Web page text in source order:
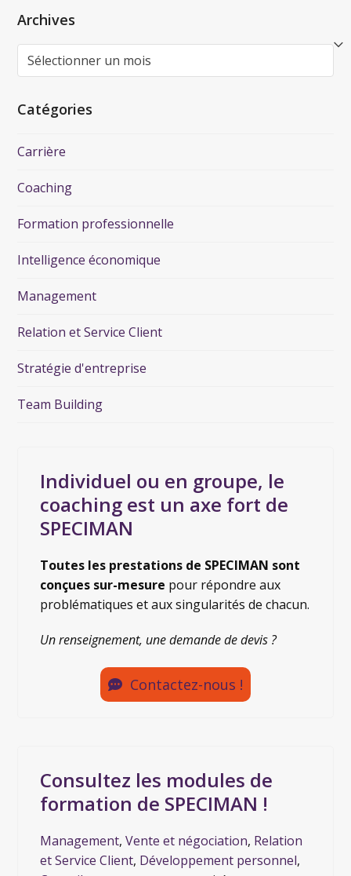
Archives
Catégories
Carrière
Coaching
Formation professionnelle
Intelligence économique
Management
Relation et Service Client
Stratégie d'entreprise
Team Building
Individuel ou en groupe, le
coaching est un axe fort de
SPECIMAN
Toutes les prestations de SPECIMAN sont
conçues sur-mesure pour répondre aux
problématiques et aux singularités de chacun.
Un renseignement, une demande de devis ?
Contactez-nous !
Consultez les modules de
formation de SPECIMAN !
Management,Vente et négociation, Relation
et Service Client, Développement personnel,